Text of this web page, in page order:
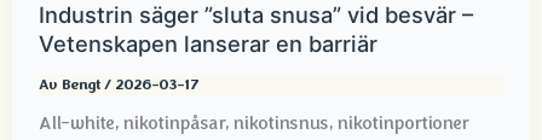
Industrin säger ”sluta snusa” vid besvär –
Vetenskapen lanserar en barriär
Av Bengt / 2026-03-17
All-white, nikotinpåsar, nikotinsnus, nikotinportioner